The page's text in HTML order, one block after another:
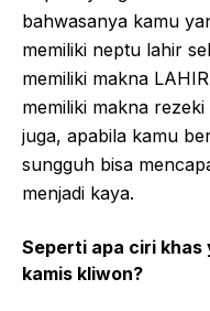
bahwasanya kamu
memiliki neptu lahir
memiliki makna
memiliki makna
juga, apabila kamu
sungguh bisa
menjadi kaya.
Seperti apa ciri khas
kamis kliwon?